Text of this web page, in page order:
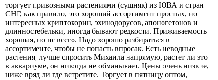
торгует привозными растениями (сушняк) из ЮВА и стран
СНГ, как правило, это хороший ассортимент простых, но
интересных криптокорин, эхинодорусов, апоногетонов и
длинностебельки, иногда бывают редкости. Приживаемость
хорошая, но не всего. Надо хорошо разбираться в
ассортименте, чтобы не попасть впросак. Есть неводные
растения, лучше спросить Михаила напрямую, растет ли это
в аквариуме, он никогда не обманывает. Цены очень низкие,
ниже вряд ли где встретите. Торгует в пятницу оптом,